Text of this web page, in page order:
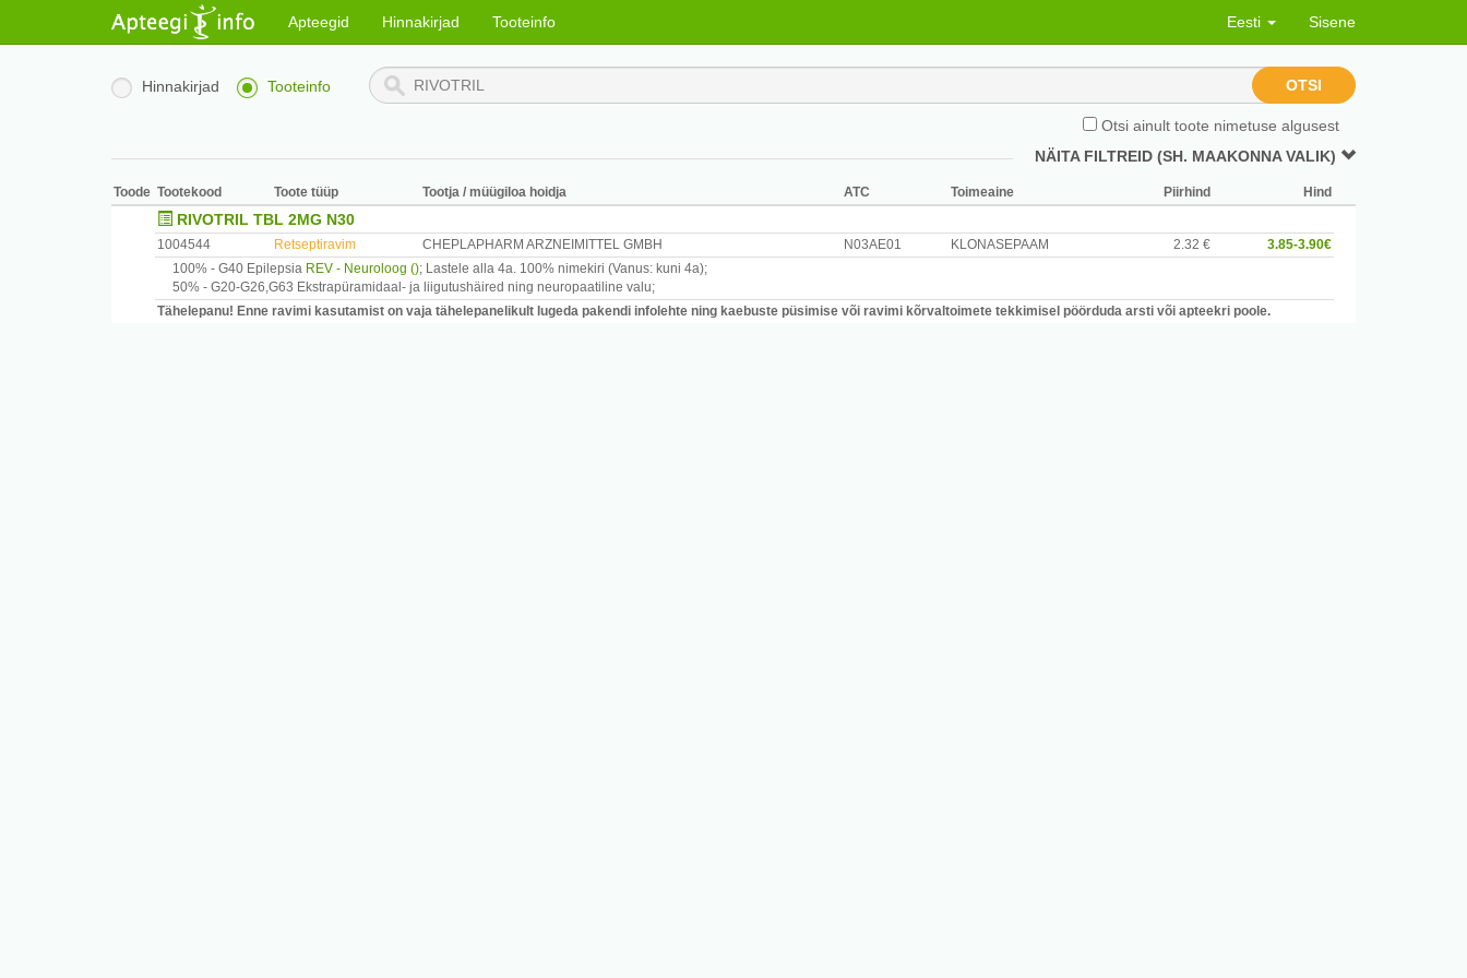
Apteegid Hinnakirjad Tooteinfo Eesti Sisene
Hinnakirjad Tooteinfo OTSI
Otsi ainult toote nimetuse algusest
NÄITA FILTREID (SH. MAAKONNA VALIK)
Toode Tootekood Toote tüüp Tootja / müügiloa hoidja ATC Toimeaine Piirhind Hind
RIVOTRIL TBL 2MG N30
1004544 Retseptiravim CHEPLAPHARM ARZNEIMITTEL GMBH N03AE01 KLONASEPAAM 2.32 €
3.85-3.90€
100% - G40 Epilepsia REV - Neuroloog (); Lastele alla 4a. 100% nimekiri (Vanus: kuni 4a);
50% - G20-G26,G63 Ekstrapüramidaal- ja liigutushäired ning neuropaatiline valu;
Tähelepanu! Enne ravimi kasutamist on vaja tähelepanelikult lugeda pakendi infolehte ning kaebuste püsimise või ravimi kõrvaltoimete tekkimisel pöörduda arsti või apteekri poole.